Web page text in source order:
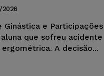
2026
Ginástica e Participações
que sofreu acidente
A decisão...